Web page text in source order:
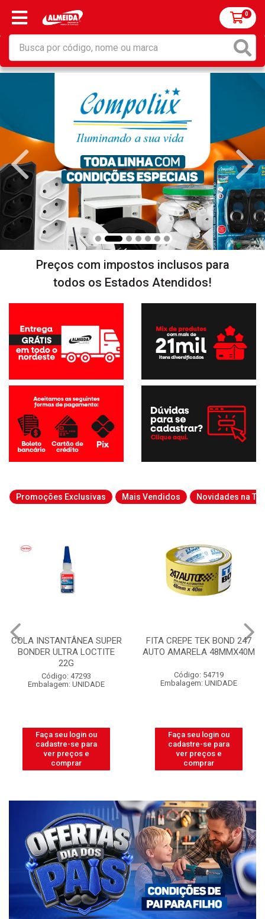
0
Preços com impostos inclusos para
todos os Estados Atendidos!
Promoções Exclusivas Mais Vendidos Novidades na
COLA INSTANTÂNEA SUPER
BONDER ULTRA LOCTITE
22G
Código: 47293
Embalagem: UNIDADE
Faça seu login ou
cadastre-se para
ver preços e
comprar
FITA CREPE TEK BOND 247
AUTO AMARELA 48MMX40M
Código: 54719
Embalagem: UNIDADE
Faça seu login ou
cadastre-se para
ver preços e
comprar